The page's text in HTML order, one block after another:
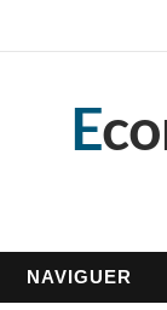
E
NAVIGUER